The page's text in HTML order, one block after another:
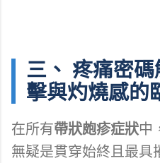
三、 疼痛密
擊與灼燒感的
在所有帶狀皰疹症狀中
無疑是貫穿始終且最具